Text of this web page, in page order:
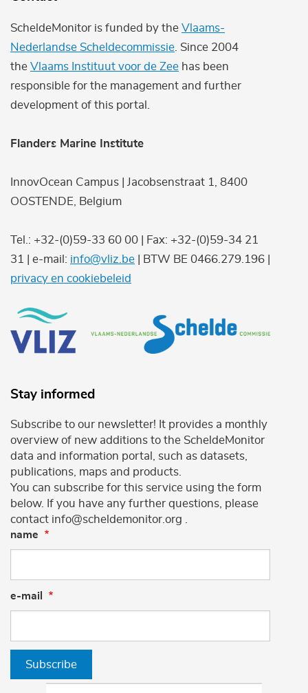
ScheldeMonitor is funded by the Vlaams-
Nederlandse Scheldecommissie . Since 2004
the Vlaams Instituut voor de Zee has been
responsible for the management and further
development of this portal.
Flanders Marine Institute
InnovOcean Campus | Jacobsenstraat 1, 8400
OOSTENDE, Belgium
Tel.: +32-(0)59-33 60 00 | Fax: +32-(0)59-34 21
31 | e-mail: info@vliz.be | BTW BE 0466.279.196 |
privacy en cookiebeleid
Stay informed
Subscribe to our newsletter! It provides a monthly
overview of new additions to the ScheldeMonitor
data and information portal, such as datasets,
publications, maps and products.
You can subscribe for this service using the form
below. If you have any further questions, please
contact info@scheldemonitor.org .
name
e-mail
Subscribe